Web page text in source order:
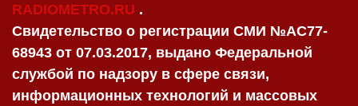
RADIOMETRO.RU .
Свидетельство о регистрации СМИ №AC77-
68943 от 07.03.2017, выдано Федеральной
службой по надзору в сфере связи,
информационных технологий и массовых